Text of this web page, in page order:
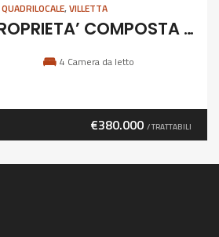
QUADRILOCALE,VILLETTA
3V – VADA, PROPRIETA’ COMPOSTA DA DUE APPARTAMENTI
4 Camera da letto
€380.000 / TRATTABILI